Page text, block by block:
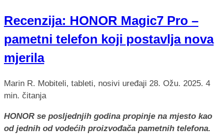
Recenzija: HONOR Magic7 Pro –
pametni telefon koji postavlja nova
mjerila
Marin R. Mobiteli, tableti, nosivi uređaji 28. Ožu. 2025. 4
min. čitanja
HONOR se posljednjih godina propinje na mjesto kao
od jednih od vodećih proizvođača pametnih telefona.